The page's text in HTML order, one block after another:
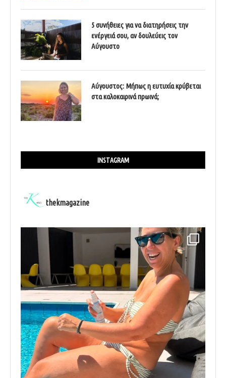
5 συνήθειες για να διατηρήσεις την
ενέργειά σου, αν δουλεύεις τον
Αύγουστο
Αύγουστος: Μήπως η ευτυχία κρύβεται
στα καλοκαιρινά πρωινά;
INSTAGRAM
thekmagazine